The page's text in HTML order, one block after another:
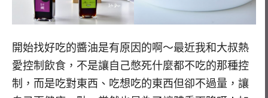
開始找好吃的醬油是有原因的啊～最近我和大叔熱
愛控制飲食，不是讓自己憋死什麼都不吃的那種控
制，而是吃對東西、吃想吃的東西但卻不過量，讓